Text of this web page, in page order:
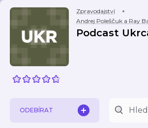
Zpravodajství
Andrej Poleščuk a Ray
Podcast
ODEBÍRAT